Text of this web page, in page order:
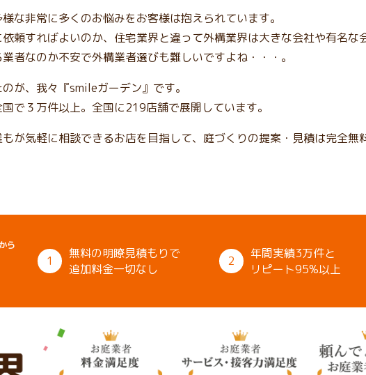
な非常に多くのお悩みをお客様は抱えられています。
頼すればよいのか、住宅業界と違って外構業界は大きな会社や有名な
者なのか不安で外構業者選びも難しいですよね・・・。
が、我々『smileガーデン』です。
で３万件以上。全国に219店舗で展開しています。
が気軽に相談できるお店を目指して、庭づくりの提案・見積は完全無
ら
1
無料の明瞭見積もりで
追加料金一切なし
2
年間実績3万件と
リピート95%以上